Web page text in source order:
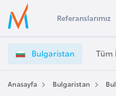
Ülke Seçimi
Başvuru yapmak istediğiniz ülkeyi seçin
Üye
Girişi
u
g
a
Referanslarımız
Bulgaristan Tüm
Anasayfa Bulgaristan
s
t
r
a